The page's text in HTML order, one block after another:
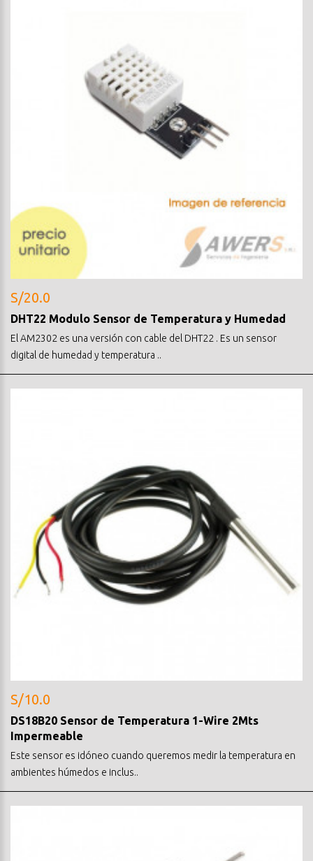
S/20.0
DHT22 Modulo Sensor de Temperatura y Humedad
El AM2302 es una versión con cable del DHT22 . Es un sensor
digital de humedad y temperatura ..
S/10.0
DS18B20 Sensor de Temperatura 1-Wire 2Mts
Impermeable
Este sensor es idóneo cuando queremos medir la temperatura en
ambientes húmedos e inclus..